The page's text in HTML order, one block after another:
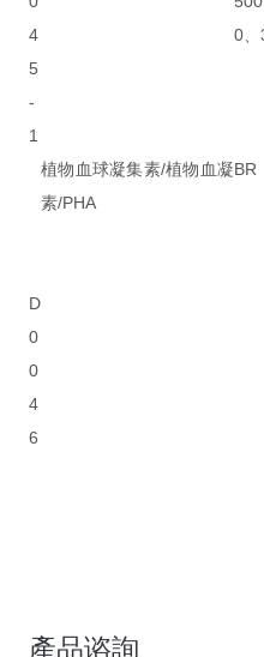
4
5
-
1
D
0
0
4
6
植物血球凝集素/植物血凝
素/PHA
BR
產品谘詢